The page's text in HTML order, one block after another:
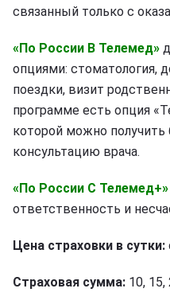
связанный только с
«По России В Телемед»
опциями: стоматология,
поездки, визит
программе есть опция
которой можно получить
консультацию врача.
«По России С Телемед+»
ответственность и
Цена страховки в сутки:
Страховая сумма: 10,